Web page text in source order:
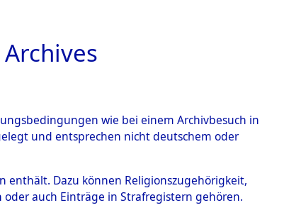
wie bei einem Archivbesuch in
und entsprechen nicht deutschem oder
enthält. Dazu können Religionszugehörigkeit,
auch Einträge in Strafregistern gehören.